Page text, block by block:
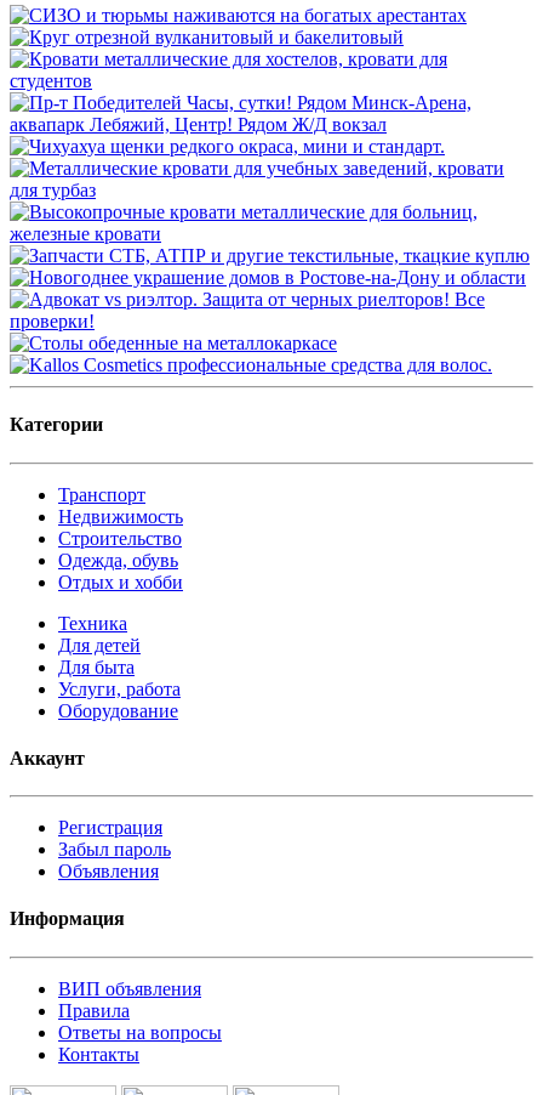
Категории
Транспорт
Недвижимость
Строительство
Одежда, обувь
Отдых и хобби
Техника
Для детей
Для быта
Услуги, работа
Оборудование
Аккаунт
Регистрация
Забыл пароль
Объявления
Информация
ВИП объявления
Правила
Ответы на вопросы
Контакты